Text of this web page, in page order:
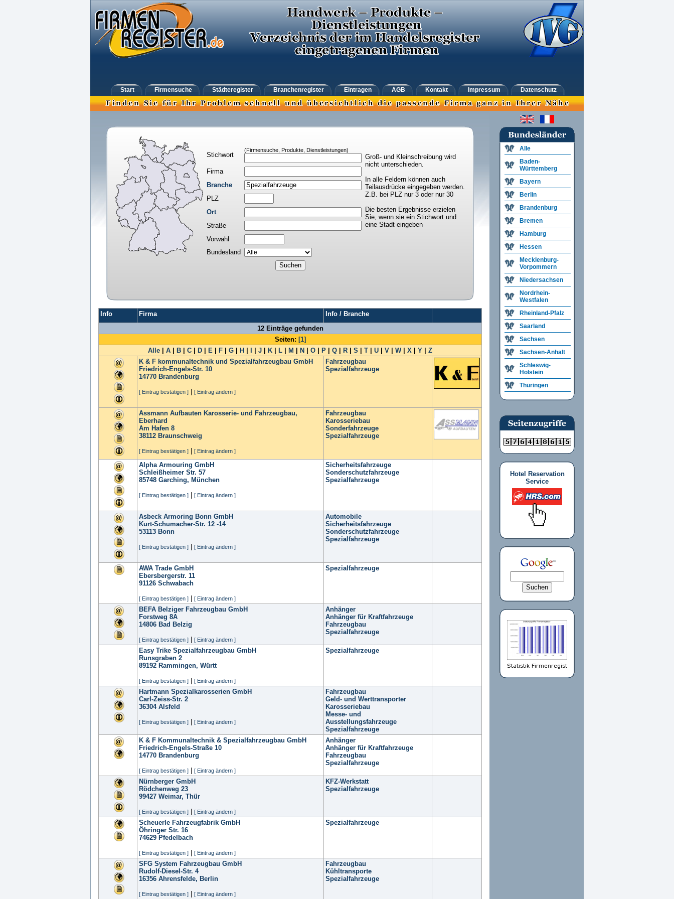
Start Firmensuche Städteregister Branchenregister Eintragen AGB Kontakt Impressum Datenschutz
Stichwort
(Firmensuche, Produkte, Dienstleistungen)
Groß- und Kleinschreibung wird
nicht unterschieden.
In alle Feldern können auch
Teilausdrücke eingegeben werden.
Z.B. bei PLZ nur 3 oder nur 30
Die besten Ergebnisse erzielen
Sie, wenn sie ein Stichwort und
eine Stadt eingeben
Firma
Branche
PLZ
Ort
Straße
Vorwahl
Bundesland
Info Firma
Info / Branche
12 Einträge gefunden
Seiten: [1]
Alle
A B C D E F G H J K L M N O P Q R S T U V W| X Y
Z
K & F kommunaltechnik und Spezialfahrzeugbau GmbH
Friedrich-Engels-Str. 10
14770 Brandenburg
[ Eintrag bestätigen ] [ Eintrag ändern ]
Fahrzeugbau
Spezialfahrzeuge
Assmann Aufbauten Karosserie- und Fahrzeugbau,
Eberhard
Am Hafen 8
38112 Braunschweig
[ Eintrag bestätigen ] [ Eintrag ändern ]
Fahrzeugbau
Karosseriebau
Sonderfahrzeuge
Spezialfahrzeuge
Alpha Armouring GmbH
Schleißheimer Str. 57
85748 Garching, München
[ Eintrag bestätigen ] [ Eintrag ändern ]
Sicherheitsfahrzeuge
Sonderschutzfahrzeuge
Spezialfahrzeuge
Asbeck Armoring Bonn GmbH
Kurt-Schumacher-Str. 12 -14
53113 Bonn
[ Eintrag bestätigen ] [ Eintrag ändern ]
Automobile
Sicherheitsfahrzeuge
Sonderschutzfahrzeuge
Spezialfahrzeuge
AWA Trade GmbH
Ebersbergerstr. 11
91126 Schwabach
[ Eintrag bestätigen ] [ Eintrag ändern ]
Spezialfahrzeuge
BEFA Belziger Fahrzeugbau GmbH
Forstweg 8A
14806 Bad Belzig
[ Eintrag bestätigen ] [ Eintrag ändern ]
Anhänger
Anhänger für Kraftfahrzeuge
Fahrzeugbau
Spezialfahrzeuge
Easy Trike Spezialfahrzeugbau GmbH
Runsgraben 2
89192 Rammingen, Württ
[ Eintrag bestätigen ] [ Eintrag ändern ]
Spezialfahrzeuge
Hartmann Spezialkarosserien GmbH
Carl-Zeiss-Str. 2
36304 Alsfeld
[ Eintrag bestätigen ] [ Eintrag ändern ]
Fahrzeugbau
Geld- und Werttransporter
Karosseriebau
Messe- und
Ausstellungsfahrzeuge
Spezialfahrzeuge
K & F Kommunaltechnik & Spezialfahrzeugbau GmbH
Friedrich-Engels-Straße 10
14770 Brandenburg
[ Eintrag bestätigen ] [ Eintrag ändern ]
Anhänger
Anhänger für Kraftfahrzeuge
Fahrzeugbau
Spezialfahrzeuge
Nürnberger GmbH
Rödchenweg 23
99427 Weimar, Thür
[ Eintrag bestätigen ] [ Eintrag ändern ]
KFZ-Werkstatt
Spezialfahrzeuge
Scheuerle Fahrzeugfabrik GmbH
Öhringer Str. 16
74629 Pfedelbach
[ Eintrag bestätigen ] [ Eintrag ändern ]
Spezialfahrzeuge
SFG System Fahrzeugbau GmbH
Rudolf-Diesel-Str. 4
16356 Ahrensfelde, Berlin
[ Eintrag bestätigen ] [ Eintrag ändern ]
Fahrzeugbau
Kühltransporte
Spezialfahrzeuge
Alle
Baden-
Württemberg
Bayern
Berlin
Brandenburg
Bremen
Hamburg
Hessen
Mecklenburg-
Vorpommern
Niedersachsen
Nordrhein-
Westfalen
Rheinland-Pfalz
Saarland
Sachsen
Sachsen-Anhalt
Schleswig-
Holstein
Thüringen
Hotel Reservation
Service